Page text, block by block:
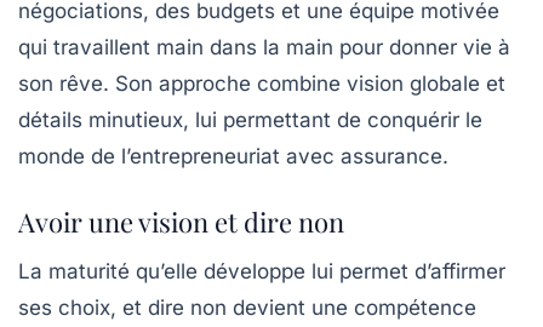
négociations, des budgets et une équipe motivée
qui travaillent main dans la main pour donner vie à
son rêve. Son approche combine vision globale et
détails minutieux, lui permettant de conquérir le
monde de l’entrepreneuriat avec assurance.
Avoir une vision et dire non
La maturité qu’elle développe lui permet d’affirmer
ses choix, et dire non devient une compétence